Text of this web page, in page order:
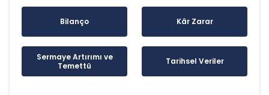
Bilanço Kâr Zarar
Sermaye Artırımı ve
Temettü
Tarihsel Veriler